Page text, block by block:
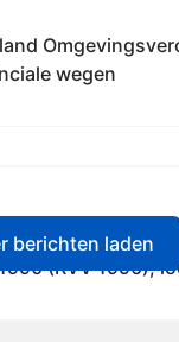
wegen
Reglement
(RVV 1990),
berichten laden